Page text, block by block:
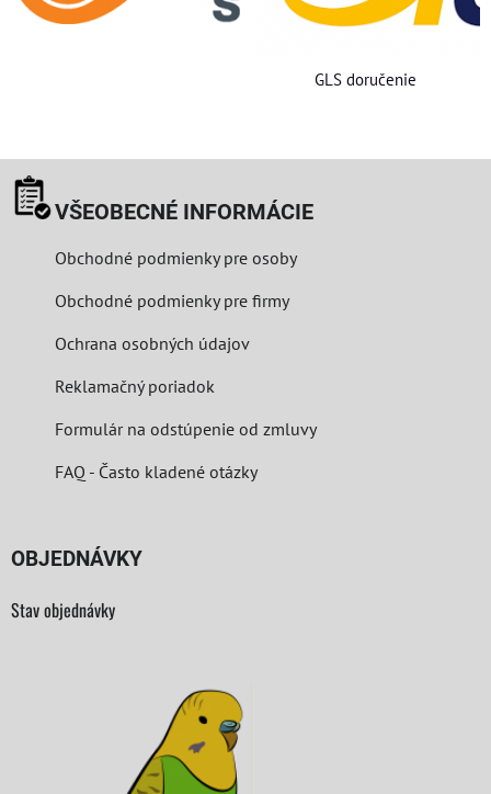
GLS doručenie
VŠEOBECNÉ INFORMÁCIE
Obchodné podmienky pre osoby
Obchodné podmienky pre firmy
Ochrana osobných údajov
Reklamačný poriadok
Formulár na odstúpenie od zmluvy
FAQ - Často kladené otázky
OBJEDNÁVKY
Stav objednávky